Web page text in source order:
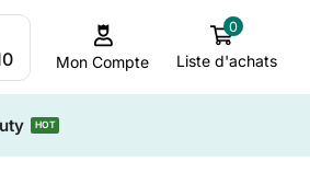
Mon Compte
0
Liste d'achats
HOT